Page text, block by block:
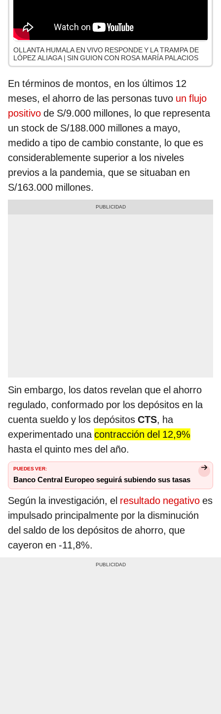
OLLANTA HUMALA EN VIVO RESPONDE Y LA TRAMPA DE
LÓPEZ ALIAGA | SIN GUION CON ROSA MARÍA PALACIOS
En términos de montos, en los últimos 12
meses, el ahorro de las personas tuvo un flujo
positivo de S/9.000 millones, lo que representa
un stock de S/188.000 millones a mayo,
medido a tipo de cambio constante, lo que es
considerablemente superior a los niveles
previos a la pandemia, que se situaban en
S/163.000 millones.
Sin embargo, los datos revelan que el ahorro
regulado, conformado por los depósitos en la
cuenta sueldo y los depósitos CTS, ha
experimentado unacontracción del 12,9%
hasta el quinto mes del año.
PUEDES VER:
Banco Central Europeo seguirá subiendo sus tasas
Según la investigación, el resultado negativo es
impulsado principalmente por la disminución
del saldo de los depósitos de ahorro, que
cayeron en -11,8%.